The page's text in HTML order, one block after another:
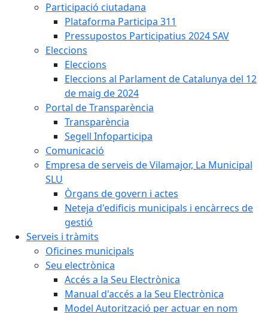
Participació ciutadana
Plataforma Participa 311
Pressupostos Participatius 2024 SAV
Eleccions
Eleccions
Eleccions al Parlament de Catalunya del 12
de maig de 2024
Portal de Transparència
Transparència
Segell Infoparticipa
Comunicació
Empresa de serveis de Vilamajor, La Municipal
SLU
Òrgans de govern i actes
Neteja d'edificis municipals i encàrrecs de
gestió
Serveis i tràmits
Oficines municipals
Seu electrònica
Accés a la Seu Electrònica
Manual d'accés a la Seu Electrònica
Model Autorització per actuar en nom